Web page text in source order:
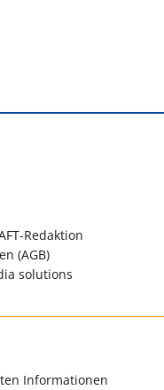
Redaktion
(AGB)
solutions
Informationen